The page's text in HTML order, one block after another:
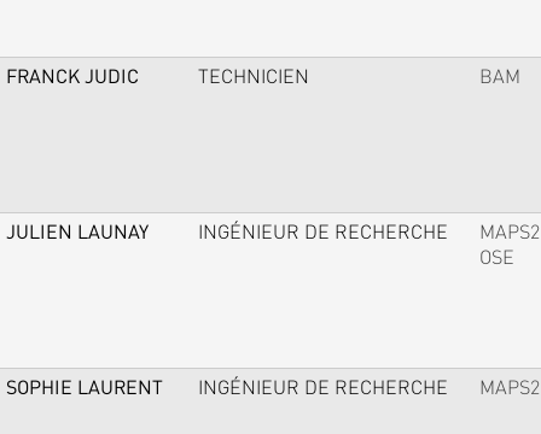
FRANCK JUDIC TECHNICIEN BAM
JULIEN LAUNAY INGÉNIEUR DE RECHERCHE
MAPS2
OSE
SOPHIE LAURENT INGÉNIEUR DE RECHERCHE MAPS2